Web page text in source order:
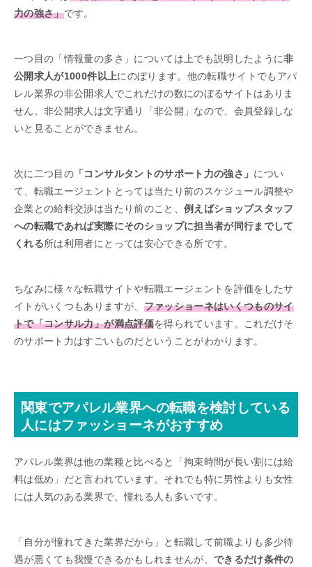
力の強さ」です。
一つ目の「情報量の多さ」については上でも説明したように非
公開求人が1000件以上にのぼります。他の転職サイトでもアパ
レル業界の非公開求人でこれだけの数にのぼるサイトはありま
せん。非公開求人は文字通り「非公開」なので、会員登録しな
いと見ることができません。
次に二つ目の 「コンサルタントのサポート力の強さ」 につい
て、転職エージェントとっては当たり前のスケジュール調整や
企業との給料交渉は当たり前のこと、 例えばショップスタッフ
への転職であれば実際にそのショップに担当者が同行までして
くれる所は利用者にとっては安心できる所です。
ちなみに様々な転職サイトや転職エージェントを評価をしたサ
イトがいくつもありますが、 ファッショーネはいくつものサイ
トで「コンサル力」が満点評価を得られています。これだけそ
のサポート力はすごいものだということがわかります。
関東でアパレル業界への転職を検討している
人にはファッショーネがおすすめ
アパレル業界は他の業種と比べると「拘束時間が長い割には給
料は低め」だと言われています。それでも特に男性よりも女性
には人気のある業界で、憧れる人も多いです。
「自分が憧れてきた業界だから」と転職して前職よりも多少待
遇が悪くても我慢できるかもしれませんが、 できるだけ条件の